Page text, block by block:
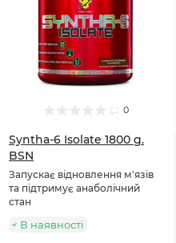
0
Syntha-6 Isolate 1800 g.
BSN
Запускає відновлення м'язів
та підтримує анаболічний
стан
В наявності